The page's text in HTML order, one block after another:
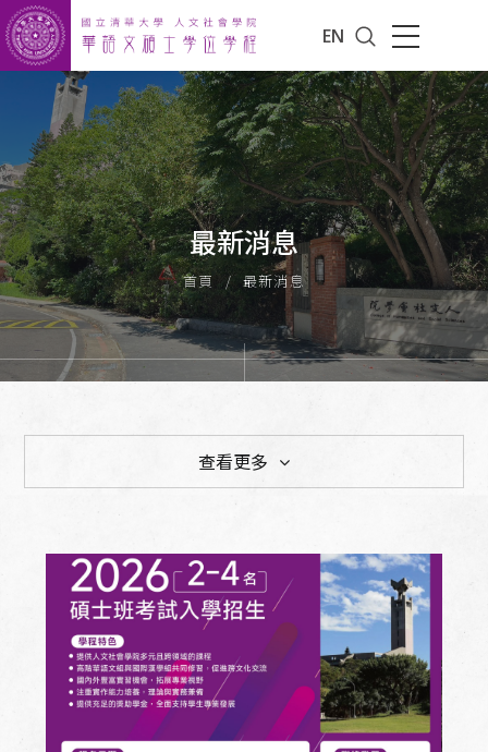
EN
最新消息
首頁 最新消息
查看更多
全部消息
招生公告
活動訊息
人才招募
論文口試
學程榮譽